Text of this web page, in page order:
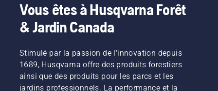
Vous êtes à Husqvarna Forêt
& Jardin Canada
Stimulé par la passion de l’innovation depuis
1689, Husqvarna offre des produits forestiers
ainsi que des produits pour les parcs et les
jardins professionnels. La performance et la